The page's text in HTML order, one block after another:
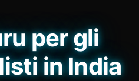
per gli
in India